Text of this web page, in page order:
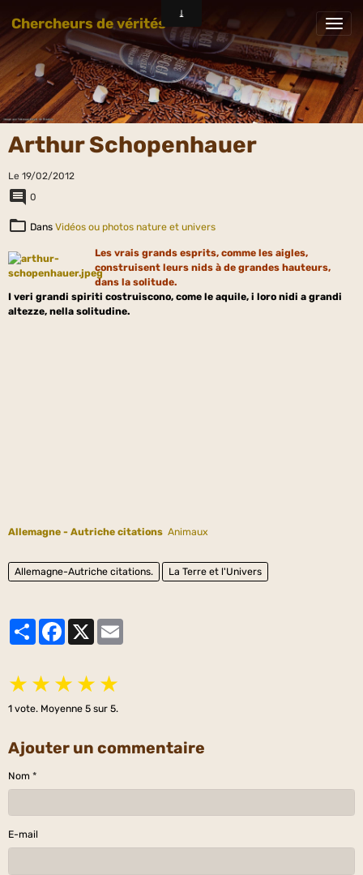
Chercheurs de vérités
Arthur Schopenhauer
Le 19/02/2012
0
Dans Vidéos ou photos nature et univers
Les vrais grands esprits, comme les aigles,
construisent leurs nids à de grandes hauteurs,
dans la solitude.
I veri grandi spiriti costruiscono, come le aquile, i loro nidi a grandi
altezze, nella solitudine.
Allemagne - Autriche citations Animaux
Allemagne-Autriche citations. La Terre et l'Univers
PartagerFacebook
★ ★ ★ ★ ★
1 vote. Moyenne 5 sur 5.
Ajouter un commentaire
Nom
E-mail